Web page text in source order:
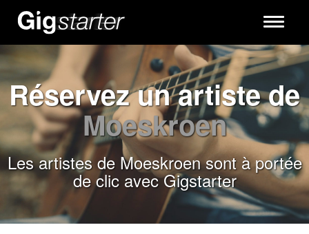
Toggle
Réservez un artiste de
Moeskroen
Les artistes de Moeskroen sont à portée
de clic avec Gigstarter